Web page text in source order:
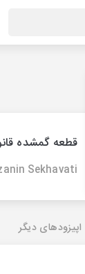
قطعه گمشده
Sekhavati
اپیزودهای دیگر